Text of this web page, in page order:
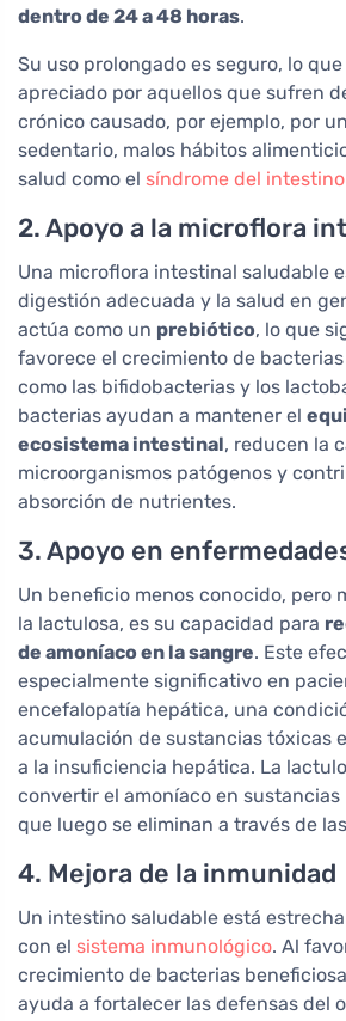
dentro de 24 a 48 horas.
Su uso prolongado es seguro, lo
apreciado por aquellos que sufren
crónico causado, por ejemplo, por
sedentario, malos hábitos
salud como el síndrome del
2. Apoyo a la microflora
Una microflora intestinal saludable
digestión adecuada y la salud en
actúa como un prebiótico, lo que
favorece el crecimiento de
como las bifidobacterias y los
bacterias ayudan a mantener el
ecosistema intestinal, reducen la
microorganismos patógenos y
absorción de nutrientes.
3. Apoyo en
Un beneficio menos conocido, pero
la lactulosa, es su capacidad para
de amoníaco en la sangre. Este
especialmente significativo en
encefalopatía hepática, una
acumulación de sustancias tóxicas
a la insuficiencia hepática. La
convertir el amoníaco en sustancias
que luego se eliminan a través de
4. Mejora de la inmunidad
Un intestino saludable está
con el sistema inmunológico. Al
crecimiento de bacterias
ayuda a fortalecer las defensas del